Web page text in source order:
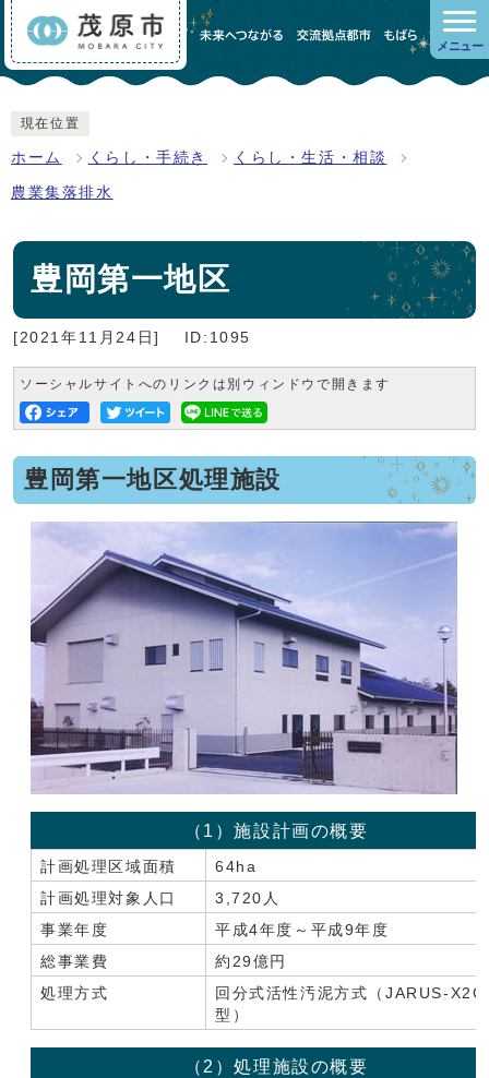
メニュー
現在位置
ホーム くらし・手続き くらし・生活・相談
農業集落排水
豊岡第一地区
[2021年11月24日] ID:1095
ソーシャルサイトへのリンクは別ウィンドウで開きます
豊岡第一地区処理施設
（1）施設計画の概要
計画処理区域面積
64ha
計画処理対象人口
3,720人
事業年度
平成4年度～平成9年度
総事業費
約29億円
処理方式
回分式活性汚泥方式（JARUS-X2G
型）
（2）処理施設の概要